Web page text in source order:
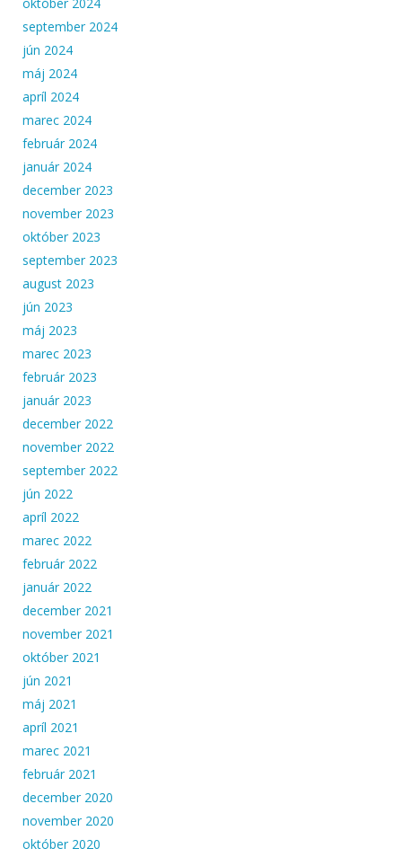
september 2024
jún 2024
máj 2024
apríl 2024
marec 2024
február 2024
január 2024
december 2023
november 2023
október 2023
september 2023
august 2023
jún 2023
máj 2023
marec 2023
február 2023
január 2023
december 2022
november 2022
september 2022
jún 2022
apríl 2022
marec 2022
február 2022
január 2022
december 2021
november 2021
október 2021
jún 2021
máj 2021
apríl 2021
marec 2021
február 2021
december 2020
november 2020
október 2020